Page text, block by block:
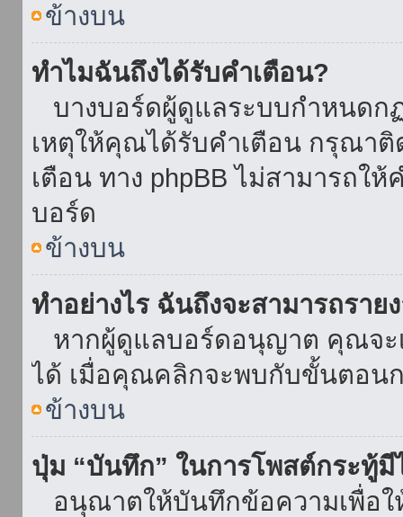
ข้างบน
ทำไมฉันถึงได้รับคำเตือน?
บางบอร์ดผู้ดูแลระบบกำหนดก
เหตุให้คุณได้รับคำเตือน กรุณา
เตือน ทาง phpBB ไม่สามารถใ
บอร์ด
ข้างบน
ทำอย่างไร ฉันถึงจะสามารถรา
หากผู้ดูแลบอร์ดอนุญาต คุณจะ
ได้ เมื่อคุณคลิกจะพบกับขั้นตอน
ข้างบน
ปุ่ม “บันทึก” ในการโพสต์กระทู้มี
อนุณาตให้บันทึกข้อความเพื่อใ